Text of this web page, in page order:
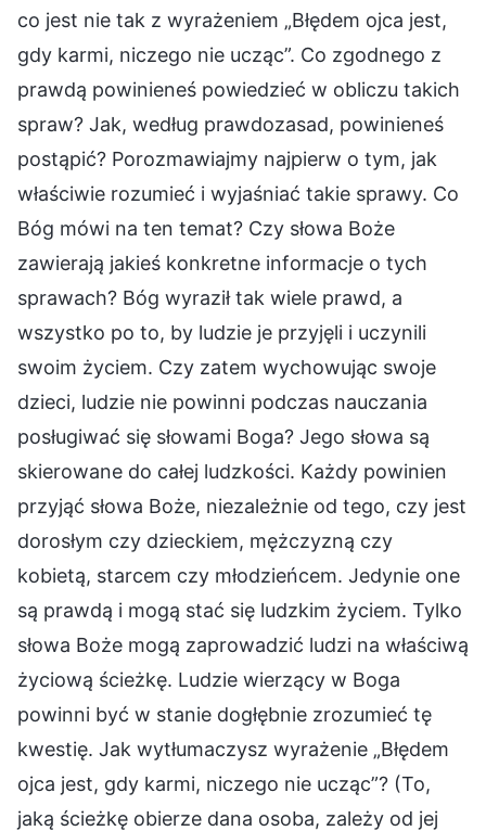
co jest nie tak z wyrażeniem „Błędem ojca jest,
gdy karmi, niczego nie ucząc”. Co zgodnego z
prawdą powinieneś powiedzieć w obliczu takich
spraw? Jak, według prawdozasad, powinieneś
postąpić? Porozmawiajmy najpierw o tym, jak
właściwie rozumieć i wyjaśniać takie sprawy. Co
Bóg mówi na ten temat? Czy słowa Boże
zawierają jakieś konkretne informacje o tych
sprawach? Bóg wyraził tak wiele prawd, a
wszystko po to, by ludzie je przyjęli i uczynili
swoim życiem. Czy zatem wychowując swoje
dzieci, ludzie nie powinni podczas nauczania
posługiwać się słowami Boga? Jego słowa są
skierowane do całej ludzkości. Każdy powinien
przyjąć słowa Boże, niezależnie od tego, czy jest
dorosłym czy dzieckiem, mężczyzną czy
kobietą, starcem czy młodzieńcem. Jedynie one
są prawdą i mogą stać się ludzkim życiem. Tylko
słowa Boże mogą zaprowadzić ludzi na właściwą
życiową ścieżkę. Ludzie wierzący w Boga
powinni być w stanie dogłębnie zrozumieć tę
kwestię. Jak wytłumaczysz wyrażenie „Błędem
ojca jest, gdy karmi, niczego nie ucząc”? (To,
jaką ścieżkę obierze dana osoba, zależy od jej